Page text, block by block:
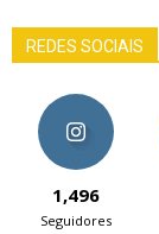
REDES SOCIAIS
1,496
Seguidores